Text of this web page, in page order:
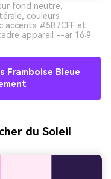
fond neutre,
couleurs
accents #5B7CFF et
appareil --ar 16:9
Framboise Bleue
du Soleil